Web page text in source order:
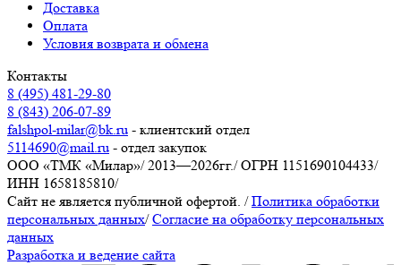
Доставка
Оплата
Условия возврата и обмена
Контакты
8 (495) 481-29-80
8 (843) 206-07-89
falshpol-milar@bk.ru - клиентский отдел
5114690@mail.ru - отдел закупок
ООО «ТМК «Милар»/ 2013—2026гг./ОГРН 1151690104433/
ИНН 1658185810/
Сайт не является публичной офертой. / Политика обработки
персональных данных/ Согласие на обработку персональных
данных
Разработка и ведение сайта